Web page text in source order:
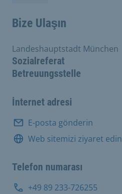
Bize Ulaşın
Sozialreferat
Betreuungsstelle
Landeshauptstadt München
İnternet adresi
E-posta gönderin
Web sitemizi ziyaret edin
Telefon numarası
+49 89 233-726255